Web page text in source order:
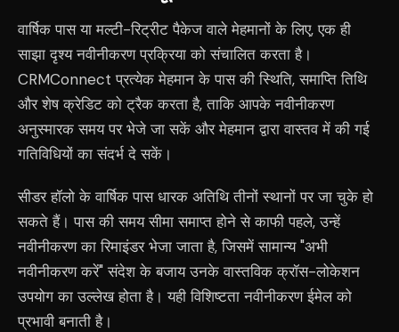
वार्षिक पास या मल्टी-रिट्रीट पैकेज वाले मेहमानों के लिए, एक ही
साझा दृश्य नवीनीकरण प्रक्रिया को संचालित करता है।
CRMConnect प्रत्येक मेहमान के पास की स्थिति, समाप्ति तिथि
और शेष क्रेडिट को ट्रैक करता है, ताकि आपके नवीनीकरण
अनुस्मारक समय पर भेजे जा सकें और मेहमान द्वारा वास्तव में की गई
गतिविधियों का संदर्भ दे सकें।
सीडर हॉलो के वार्षिक पास धारक अतिथि तीनों स्थानों पर जा चुके हो
सकते हैं। पास की समय सीमा समाप्त होने से काफी पहले, उन्हें
नवीनीकरण का रिमाइंडर भेजा जाता है, जिसमें सामान्य "अभी
नवीनीकरण करें" संदेश के बजाय उनके वास्तविक क्रॉस-लोकेशन
उपयोग का उल्लेख होता है। यही विशिष्टता नवीनीकरण ईमेल को
प्रभावी बनाती है।